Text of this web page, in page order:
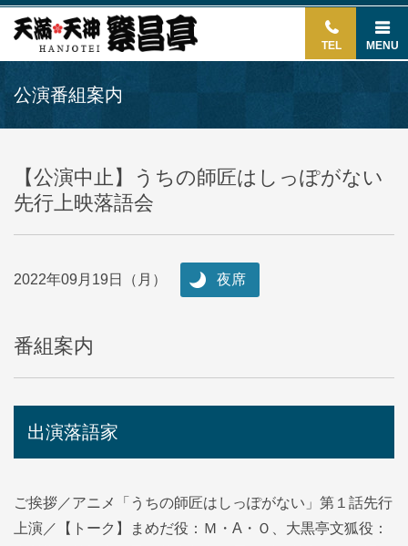
TEL MENU
公演番組案内
【公演中止】うちの師匠はしっぽがない
先行上映落語会
2022年09月19日（月） 夜席
番組案内
出演落語家
ご挨拶／アニメ「うちの師匠はしっぽがない」第１話先行
上演／【トーク】まめだ役：Ｍ・A・Ｏ、大黒亭文狐役：